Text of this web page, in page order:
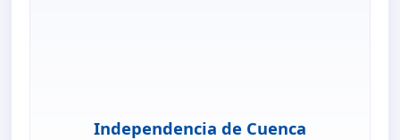
Independencia de Cuenca